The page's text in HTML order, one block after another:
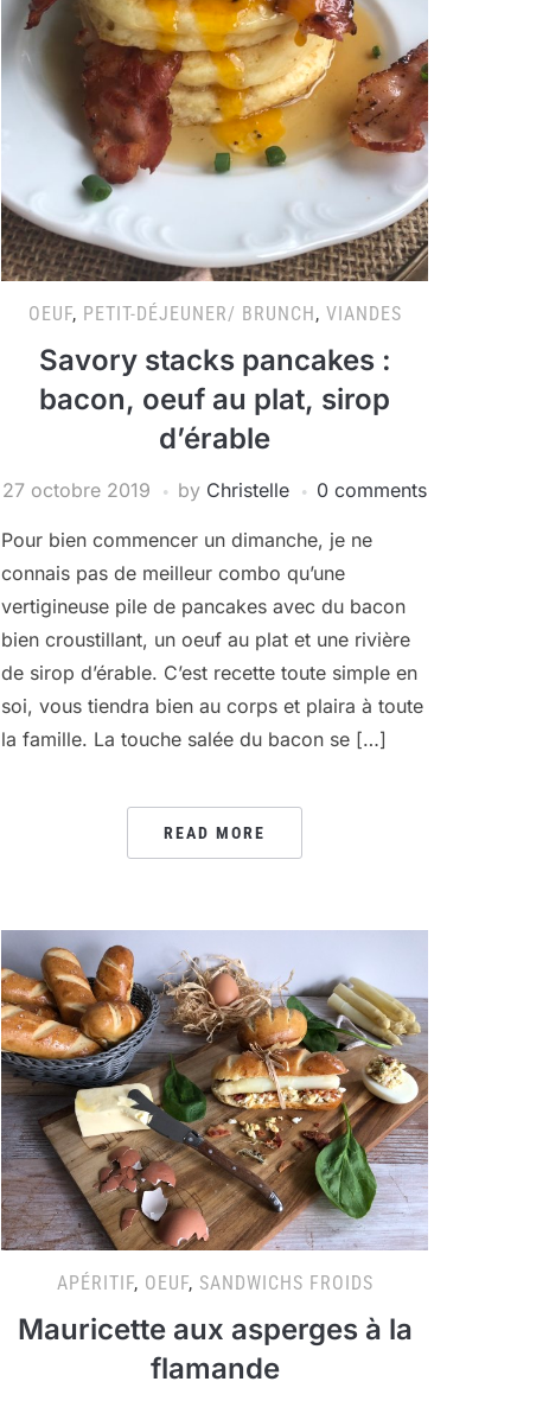
OEUF, PETIT-DÉJEUNER/ BRUNCH, VIANDES
Savory stacks pancakes :
bacon, oeuf au plat, sirop
d’érable
27 octobre 2019 by Christelle 0 comments
Pour bien commencer un dimanche, je ne
connais pas de meilleur combo qu’une
vertigineuse pile de pancakes avec du bacon
bien croustillant, un oeuf au plat et une rivière
de sirop d’érable. C’est recette toute simple en
soi, vous tiendra bien au corps et plaira à toute
la famille. La touche salée du bacon se […]
READ MORE
APÉRITIF, OEUF, SANDWICHS FROIDS
Mauricette aux asperges à la
flamande